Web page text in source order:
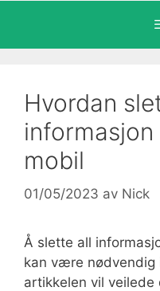
Hvordan
mobil
01/05/2023 av Nick
Å slette all
kan være nødvendig
artikkelen vil veilede